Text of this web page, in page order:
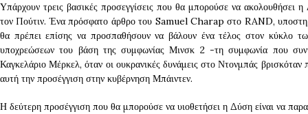
Υπάρχουν τρεις βασικές προσεγγίσεις που θα μπορούσε να
τον Πούτιν. Ένα πρόσφατο άρθρο του Samuel Charap στο RAND,
θα πρέπει επίσης να προσπαθήσουν να βάλουν ένα τέλος στον κύκλο
υποχρεώσεων του βάση της συμφωνίας Μινσκ 2 -τη συμφωνία που
Καγκελάριο Μέρκελ, όταν οι ουκρανικές δυνάμεις στο Ντονμπάς
αυτή την προσέγγιση στην κυβέρνηση Μπάιντεν.
Η δεύτερη προσέγγιση που θα μπορούσε να υιοθετήσει η Δύση είναι να